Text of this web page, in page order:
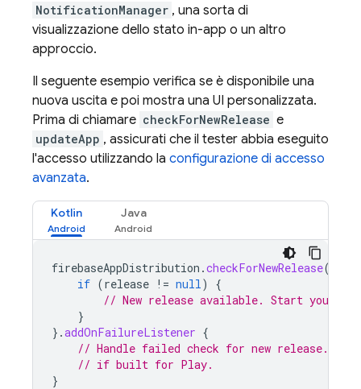
NotificationManager , una sorta di
visualizzazione dello stato in-app o un altro
approccio.
Il seguente esempio verifica se è disponibile una
nuova uscita e poi mostra una UI personalizzata.
Prima di chiamare checkForNewRelease e
updateApp , assicurati che il tester abbia eseguito
l'accesso utilizzando la configurazione di accesso
avanzata.
Kotlin Java
firebaseAppDistribution .checkForNewRelease().
if (release != null)
{
// New release available. Start your
}
}.addOnFailureListener {
// Handle failed check for new release. Fails
// if built for Play.
}